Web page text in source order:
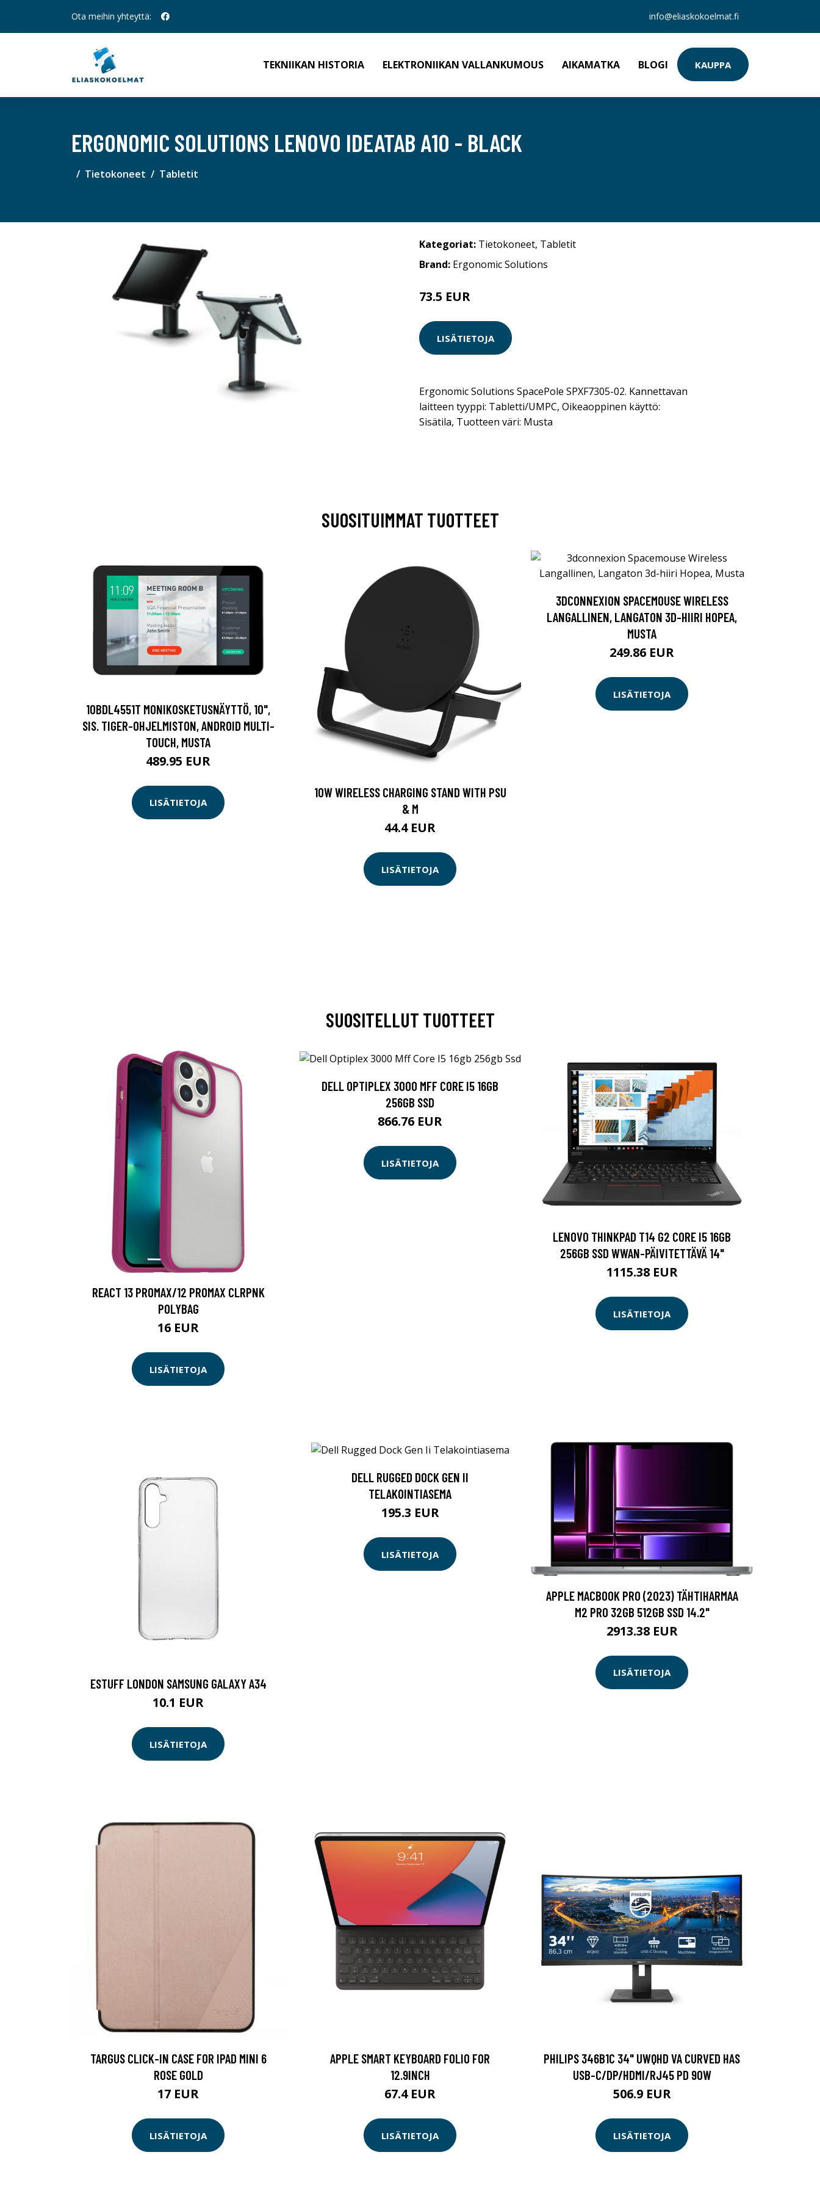
Ota meihin yhteyttä: info@eliaskokoelmat.fi
TEKNIIKAN HISTORIA ELEKTRONIIKAN VALLANKUMOUS AIKAMATKA BLOGI KAUPPA
ERGONOMIC SOLUTIONS LENOVO IDEATAB A10 - BLACK
Tietokoneet Tabletit
Kategoriat: Tietokoneet, Tabletit
Brand: Ergonomic Solutions
73.5 EUR
LISÄTIETOJA
Ergonomic Solutions SpacePole SPXF7305-02. Kannettavan
laitteen tyyppi: Tabletti/UMPC, Oikeaoppinen käyttö:
Sisätila, Tuotteen väri: Musta
SUOSITUIMMAT TUOTTEET
10BDL4551T MONIKOSKETUSNÄYTTÖ, 10",
SIS. TIGER-OHJELMISTON, ANDROID MULTI-
TOUCH, MUSTA
489.95 EUR
LISÄTIETOJA
10W WIRELESS CHARGING STAND WITH PSU
& M
44.4 EUR
LISÄTIETOJA
3DCONNEXION SPACEMOUSE WIRELESS
LANGALLINEN, LANGATON 3D-HIIRI HOPEA,
MUSTA
249.86 EUR
LISÄTIETOJA
SUOSITELLUT TUOTTEET
REACT 13 PROMAX/12 PROMAX CLRPNK
POLYBAG
16 EUR
LISÄTIETOJA
DELL OPTIPLEX 3000 MFF CORE I5 16GB
256GB SSD
866.76 EUR
LISÄTIETOJA
LENOVO THINKPAD T14 G2 CORE I5 16GB
256GB SSD WWAN-PÄIVITETTÄVÄ 14"
1115.38 EUR
LISÄTIETOJA
ESTUFF LONDON SAMSUNG GALAXY A34
10.1 EUR
LISÄTIETOJA
DELL RUGGED DOCK GEN II
TELAKOINTIASEMA
195.3 EUR
LISÄTIETOJA
APPLE MACBOOK PRO (2023) TÄHTIHARMAA
M2 PRO 32GB 512GB SSD 14.2"
2913.38 EUR
LISÄTIETOJA
TARGUS CLICK-IN CASE FOR IPAD MINI 6
ROSE GOLD
17 EUR
LISÄTIETOJA
APPLE SMART KEYBOARD FOLIO FOR
12.9INCH
67.4 EUR
LISÄTIETOJA
PHILIPS 346B1C 34" UWQHD VA CURVED HAS
USB-C/DP/HDMI/RJ45 PD 90W
506.9 EUR
LISÄTIETOJA